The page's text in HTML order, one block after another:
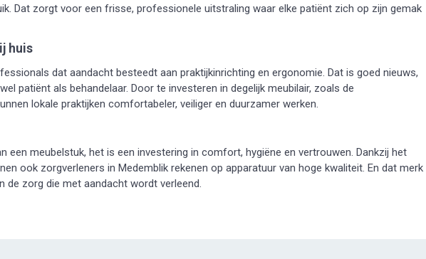
Dat zorgt voor een frisse, professionele uitstraling waar elke patiënt zich op zijn gemak
huis
dat aandacht besteedt aan praktijkinrichting en ergonomie. Dat is goed nieuws,
patiënt als behandelaar. Door te investeren in degelijk meubilair, zoals de
lokale praktijken comfortabeler, veiliger en duurzamer werken.
een meubelstuk, het is een investering in comfort, hygiëne en vertrouwen. Dankzij het
ook zorgverleners in Medemblik rekenen op apparatuur van hoge kwaliteit. En dat merk
de zorg die met aandacht wordt verleend.